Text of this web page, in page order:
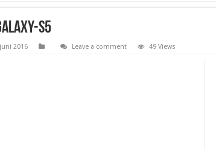
S5
2016 Leave a comment 49 Views